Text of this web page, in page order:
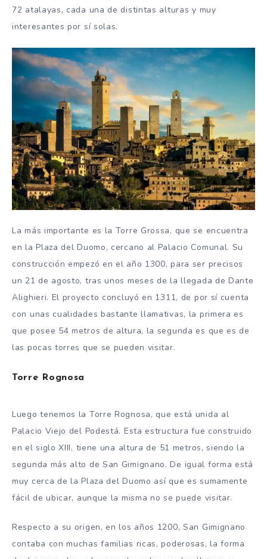
72 atalayas, cada una de distintas alturas y muy
interesantes por sí solas.
La más importante es la Torre Grossa, que se encuentra
en la Plaza del Duomo, cercano al Palacio Comunal. Su
construcción empezó en el año 1300, para ser precisos
un 21 de agosto, tras unos meses de la llegada de Dante
Alighieri. El proyecto concluyó en 1311, de por sí cuenta
con unas cualidades bastante llamativas, la primera es
que posee 54 metros de altura, la segunda es que es de
las pocas torres que se pueden visitar.
Torre Rognosa
Luego tenemos la Torre Rognosa, que está unida al
Palacio Viejo del Podestá. Esta estructura fue construido
en el siglo XIII, tiene una altura de 51 metros, siendo la
segunda más alto de San Gimignano. De igual forma está
muy cerca de la Plaza del Duomo así que es sumamente
fácil de ubicar, aunque la misma no se puede visitar.
Respecto a su origen, en los años 1200, San Gimignano
contaba con muchas familias ricas, poderosas, la forma